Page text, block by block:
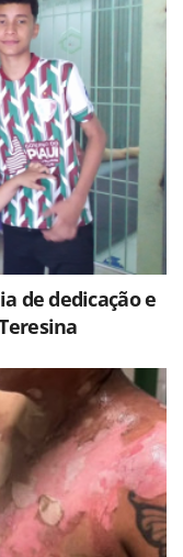
de dedicação e